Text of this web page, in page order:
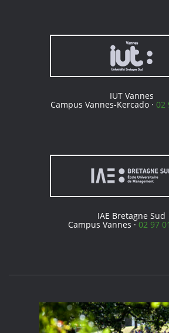
IUT Vannes
Campus Vannes-Kercado · 02
IAE Bretagne Sud
Campus Vannes ·02 97